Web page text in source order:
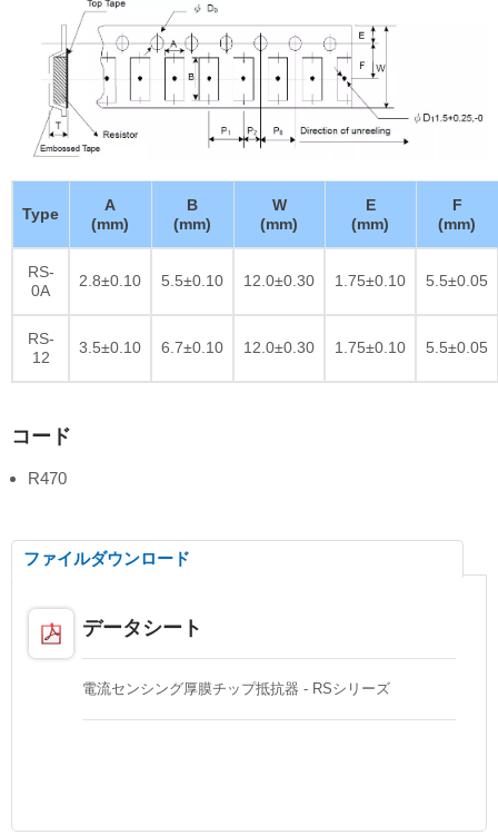
Type
A
(mm)
B
(mm)
W
(mm)
E
(mm)
F
(mm)
RS-
0A
2.8±0.10 5.5±0.10 12.0±0.30 1.75±0.10 5.5±0.05
RS-
12
3.5±0.10 6.7±0.10 12.0±0.30 1.75±0.10 5.5±0.05
コード
R470
ファイルダウンロード
データシート
電流センシング厚膜チップ抵抗器 - RSシリーズ